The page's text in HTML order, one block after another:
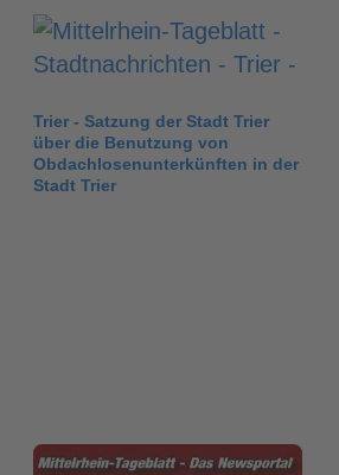
Trier - Satzung der Stadt Trier
über die Benutzung von
Obdachlosenunterkünften in der
Stadt Trier